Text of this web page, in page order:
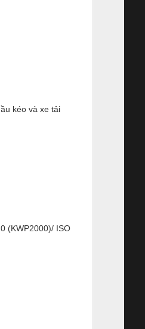
kéo và xe tải
(KWP2000)/ ISO